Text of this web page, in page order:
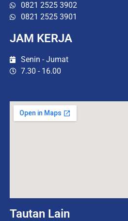
0821 2525 3902
0821 2525 3901
JAM KERJA
Senin - Jumat
7.30 - 16.00
Tautan Lain